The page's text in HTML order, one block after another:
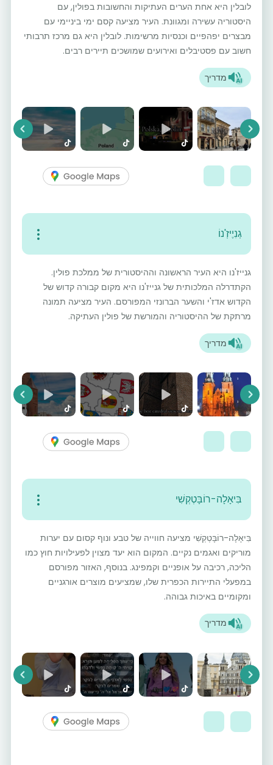
לובלין היא אחת הערים העתיקות והחשובות בפולין, עם
היסטוריה עשירה ומגוונת. העיר מציעה קסם ימי ביניימי עם
מבצרים יפהפיים וכנסיות מרשימות. לובלין היא גם מרכז תרבותי
חשוב עם פסטיבלים ואירועים שמושכים תיירים רבים.
מדריך
Next
גְנִיֶיזְ'נוֹ
גנייז'נו היא העיר הראשונה וההיסטורית של ממלכת פולין.
הקתדרלה המלכותית של גנייז'נו היא מקום קבורה קדוש של
הקדוש אדז'י והשער הברונזי המפורסם. העיר מציעה תמונה
מרתקת של ההיסטוריה והמורשת של פולין העתיקה.
מדריך
Next
בִּיאָלָה-רוֹבָּטְקְשִׁי
בִּיאָלָה-רוֹבָּטְקְשִׁי מציעה חווייה של טבע ונוף קסום עם יערות
מוריקים ואגמים נקיים. המקום הוא יעד מצוין לפעילויות חוץ כמו
הליכה, רכיבה על אופניים וקמפינג. בנוסף, האזור מפורסם
במפעלי התיירות הכפרית שלו, שמציעים מוצרים אורגניים
ומקומיים באיכות גבוהה.
מדריך
Next